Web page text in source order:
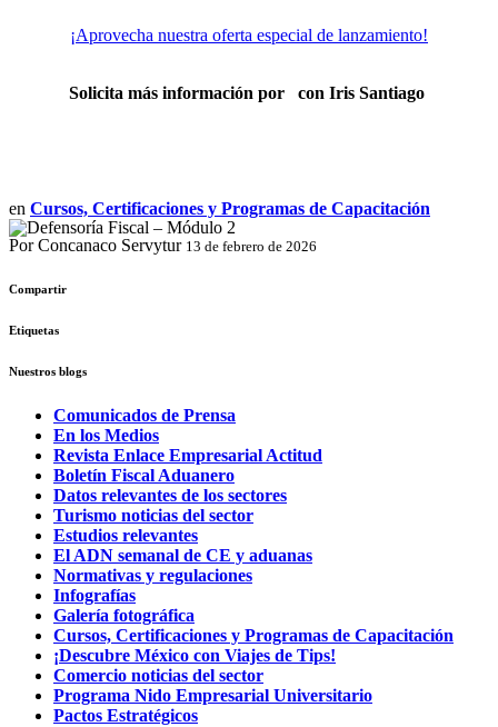
¡Aprovecha nuestra oferta especial de lanzamiento!
Solicita más información por con Iris Santiago
en Cursos, Certificaciones y Programas de Capacitación
Por Concanaco Servytur 13 de febrero de 2026
Compartir
Etiquetas
Nuestros blogs
Comunicados de Prensa
En los Medios
Revista Enlace Empresarial Actitud
Boletín Fiscal Aduanero
Datos relevantes de los sectores
Turismo noticias del sector
Estudios relevantes
El ADN semanal de CE y aduanas
Normativas y regulaciones
Infografías
Galería fotográfica
Cursos, Certificaciones y Programas de Capacitación
¡Descubre México con Viajes de Tips!
Comercio noticias del sector
Programa Nido Empresarial Universitario
Pactos Estratégicos